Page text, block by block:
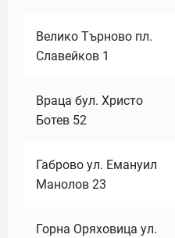
Велико Търново пл.
Славейков 1
Враца бул. Христо
Ботев 52
Габрово ул. Емануил
Манолов 23
Горна Оряховица ул.